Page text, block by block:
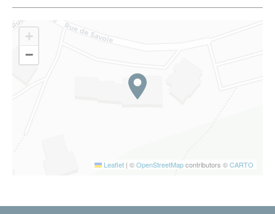
+
−
Leaflet | ©OpenStreetMapcontributors ©CARTO